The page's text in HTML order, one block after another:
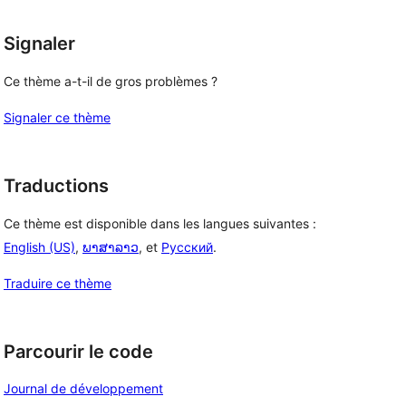
Signaler
Ce thème a-t-il de gros problèmes ?
Signaler ce thème
Traductions
Ce thème est disponible dans les langues suivantes :
English (US), ພາສາລາວ, et Русский.
Traduire ce thème
Parcourir le code
Journal de développement